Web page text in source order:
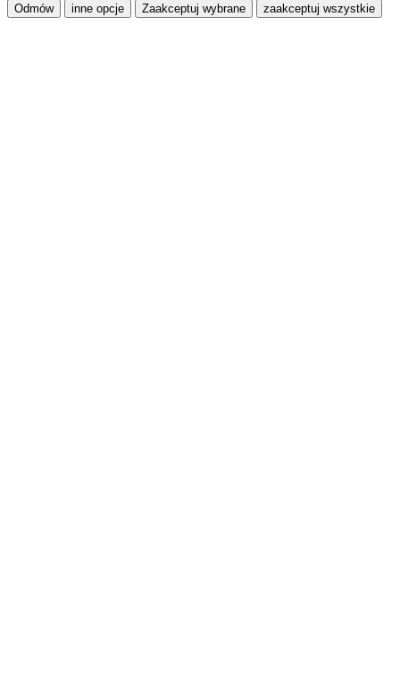
Odmów inne opcje Zaakceptuj wybrane zaakceptuj wszystkie